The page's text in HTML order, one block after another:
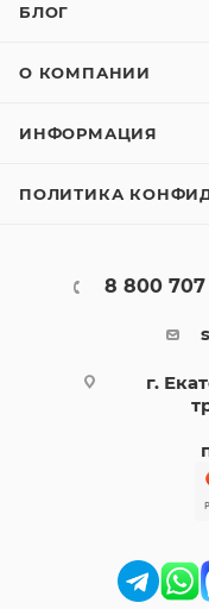
БЛОГ
О КОМПАНИИ
ИНФОРМАЦИЯ
ПОЛИТИКА
8 800 707
г.